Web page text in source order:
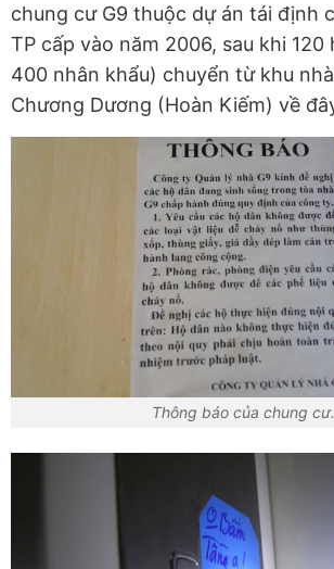
chung cư G9 thuộc dự án tái định
TP cấp vào năm 2006, sau khi 120
400 nhân khẩu) chuyển từ khu
Chương Dương (Hoàn Kiếm) về
Thông báo của chung cư.